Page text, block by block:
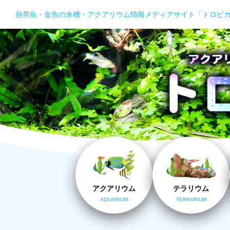
熱帯魚・金魚の水槽・アクアリウム情報メディアサイト「トロピ
アクアリウム
AQUARIUM
テラリウム
TERRARIUM